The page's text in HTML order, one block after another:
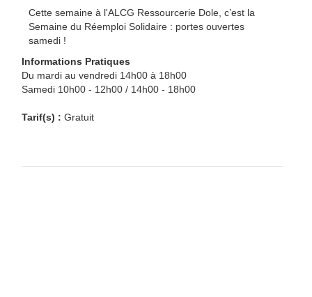
Cette semaine à l'ALCG Ressourcerie Dole, c’est la
Semaine du Réemploi Solidaire : portes ouvertes
samedi !
Informations Pratiques
Du mardi au vendredi 14h00 à 18h00
Samedi 10h00 - 12h00 / 14h00 - 18h00
Tarif(s) : Gratuit